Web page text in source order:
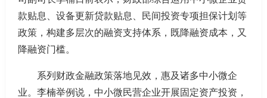
款贴息、设备更新贷款贴息、民间投资专项担保计划等
政策，构建多层次的融资支持体系，既降融资成本，又
降融资门槛。
系列财政金融政策落地见效，惠及诸多中小微企
业。李楠举例说，中小微民营企业开展固定资产投资，